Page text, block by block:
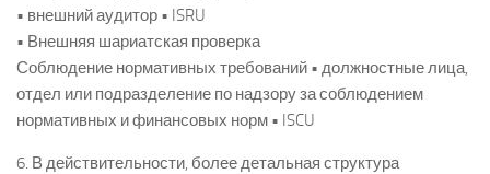
• внешний аудитор • ISRU
• Внешняя шариатская проверка
Соблюдение нормативных требований • должностные лица,
отдел или подразделение по надзору за соблюдением
нормативных и финансовых норм • ISCU
6. В действительности, более детальная структура